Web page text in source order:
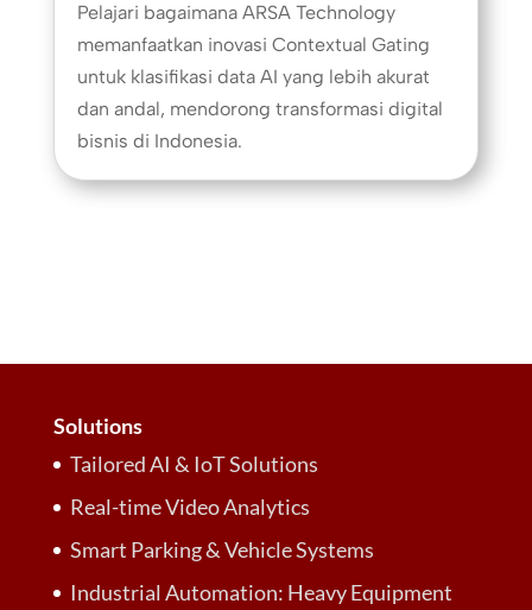
Pelajari bagaimana ARSA Technology
memanfaatkan inovasi Contextual Gating
untuk klasifikasi data AI yang lebih akurat
dan andal, mendorong transformasi digital
bisnis di Indonesia.
Solutions
Tailored AI & IoT Solutions
Real-time Video Analytics
Smart Parking & Vehicle Systems
Industrial Automation: Heavy Equipment